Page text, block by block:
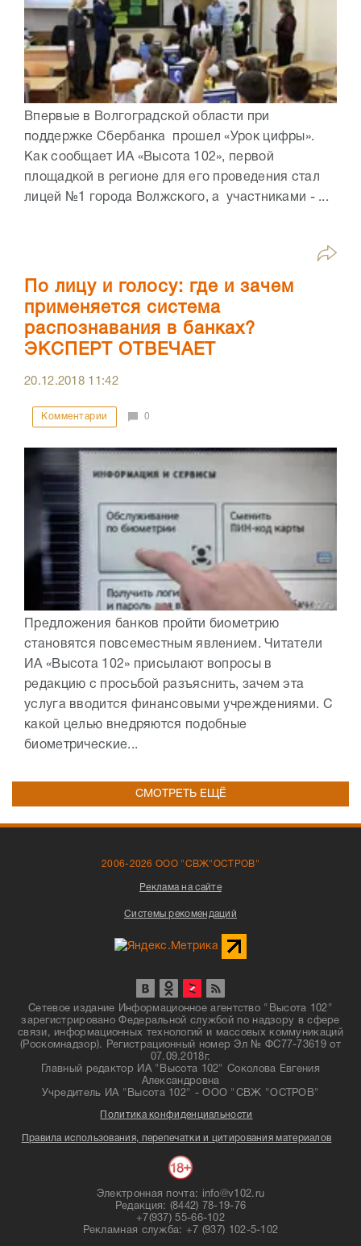
Впервые в Волгоградской области при
поддержке Сбербанка прошел «Урок цифры».
Как сообщает ИА «Высота 102», первой
площадкой в регионе для его проведения стал
лицей №1 города Волжского, а участниками - ...
По лицу и голосу: где и зачем
применяется система
распознавания в банках?
ЭКСПЕРТ ОТВЕЧАЕТ
20.12.2018 11:42
Комментарии 0
Предложения банков пройти биометрию
становятся повсеместным явлением. Читатели
ИА «Высота 102» присылают вопросы в
редакцию с просьбой разъяснить, зачем эта
услуга вводится финансовыми учреждениями. С
какой целью внедряются подобные
биометрические...
СМОТРЕТЬ ЕЩЁ
2006-2026 ООО "СВЖ"ОСТРОВ"
Реклама на сайте
Системы рекомендаций
Сетевое издание Информационное агентство "Высота 102"
зарегистрировано Федеральной службой по надзору в сфере
связи, информационных технологий и массовых коммуникаций
(Роскомнадзор). Регистрационный номер Эл № ФС77-73619 от
07.09.2018г.
Главный редактор ИА "Высота 102" Соколова Евгения
Александровна
Учредитель ИА "Высота 102" - ООО "СВЖ "ОСТРОВ"
Политика конфиденциальности
Правила использования, перепечатки и цитирования материалов
Электронная почта: info@v102.ru
Редакция: (8442) 78-19-76
+7(937) 55-66-102
Рекламная служба: +7 (937) 102-5-102